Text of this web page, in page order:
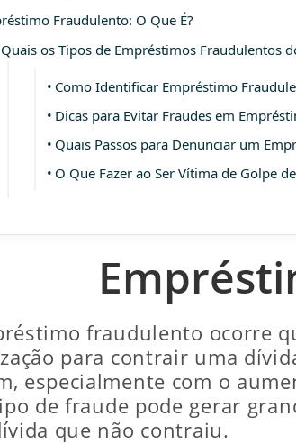
Fraudulento: O Que É?
Quais os Tipos de Empréstimos Fraudulentos
Como Identificar Empréstimo
Dicas para Evitar Fraudes em
Quais Passos para Denunciar um
O Que Fazer ao Ser Vítima de Golpe
fraudulento ocorre
para contrair uma
especialmente com o
de fraude pode gerar
que não contraiu.